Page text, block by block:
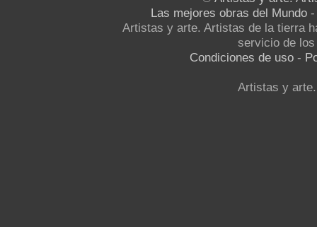
Las mejores obras del Mundo
Artistas y arte. Artistas de la tierra
servicio de
Condiciones de uso -
Artistas y